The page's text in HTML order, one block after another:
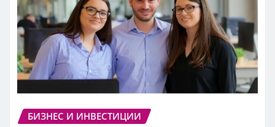
БИЗНЕС И ИНВЕСТИЦИИ